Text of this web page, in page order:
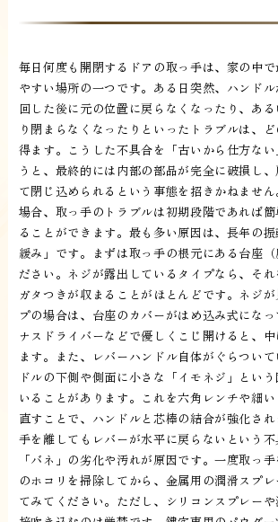
毎日何度も開閉するドアの取っ手は、家の中
やすい場所の一つです。ある日突然、ハンドル
回した後に元の位置に戻らなくなったり、あ
り閉まらなくなったりといったトラブルは、
得ます。こうした不具合を「古いから仕方な
うと、最終的には内部の部品が完全に破損し
て閉じ込められるという事態を招きかねませ
場合、取っ手のトラブルは初期段階であれば
ることができます。最も多い原因は、長年の
緩み」です。まずは取っ手の根元にある台座（
ださい。ネジが露出しているタイプなら、そ
ガタつきが収まることがほとんどです。ネジ
プの場合は、台座のカバーがはめ込み式にな
ナスドライバーなどで優しくこじ開けると、
ます。また、レバーハンドル自体がぐらつい
ドルの下側や側面に小さな「イモネジ」とい
いることがあります。これを六角レンチや細
直すことで、ハンドルと芯棒の結合が強化さ
手を離してもレバーが水平に戻らないという
「バネ」の劣化や汚れが原因です。一度取っ
のホコリを掃除してから、金属用の潤滑スプ
てみてください。ただし、シリコンスプレー